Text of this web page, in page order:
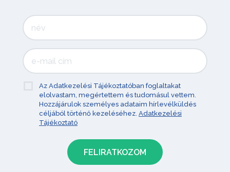
Az Adatkezelési Tájékoztatóban foglaltakat
elolvastam, megértettem és tudomásul vettem.
Hozzájárulok személyes adataim hírlevélküldés
céljából történő kezeléséhez. Adatkezelési
Tájékoztató